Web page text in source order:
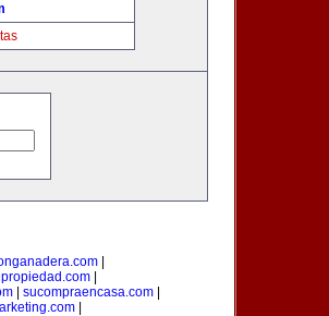
| sucompraencasa.com|